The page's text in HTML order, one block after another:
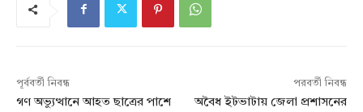
পূর্ববর্তী নিবন্ধ
গণ অভ্যুত্থানে আহত ছাত্রের পাশে
পরবর্তী নিবন্ধ
অবৈধ ইটভাটায় জেলা প্রশাসনের